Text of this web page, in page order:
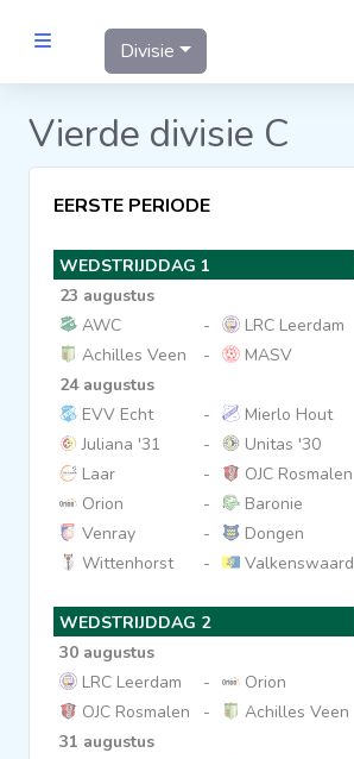
Clubs
Statistieken
Voetbalpiramide
Links
VROUWEN
Clubs
Wedstrijden
Statistieken
Divisie
Vierde divisie C
EERSTE PERIODE
WEDSTRIJDDAG 1
23 augustus
AWC
-
LRC Leerdam
Achilles Veen
-
MASV
24 augustus
EVV Echt
-
Mierlo Hout
Juliana '31
-
Unitas '30
Laar
-
OJC Rosmalen
Orion
-
Baronie
Venray
-
Dongen
Wittenhorst
- Valkenswaard
WEDSTRIJDDAG 2
30 augustus
LRC Leerdam
-
Orion
OJC Rosmalen
-
Achilles Veen
31 augustus